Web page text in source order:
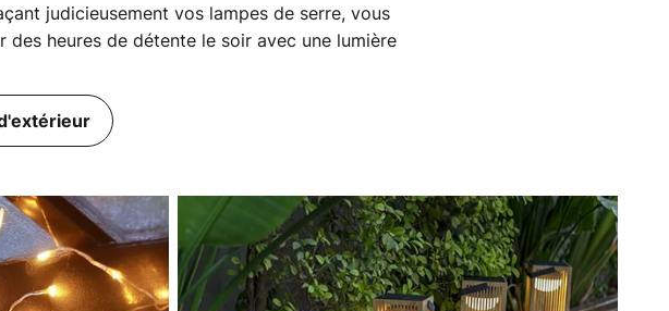
judicieusement vos lampes de serre, vous
heures de détente le soir avec une lumière